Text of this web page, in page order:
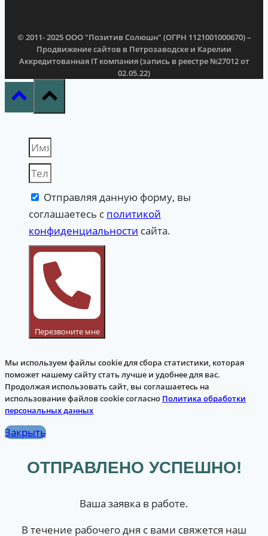
© 2011- 2025 ООО "Позитив Солюшн" (ОГРН 1121001000670) –
Продвижение сайтов в Петрозаводске и Карелии
Аккредитованная IT компания (запись в реестре №27012 от
02.05.22)
Отправляя данную форму, вы
соглашаетесь с политикой
конфиденциальности сайта.
Перезвоните мне
Мы используем файлы cookie для сбора статистики, которая
поможет нашему сайту стать лучше и удобнее для вас.
Продолжая использовать сайт, вы соглашаетесь на
использование файлов cookie согласно Политика обработки
персональных данных
Закрыть
ОТПРАВЛЕНО УСПЕШНО!
Ваша заявка в работе.
В течение рабочего дня с вами свяжется наш